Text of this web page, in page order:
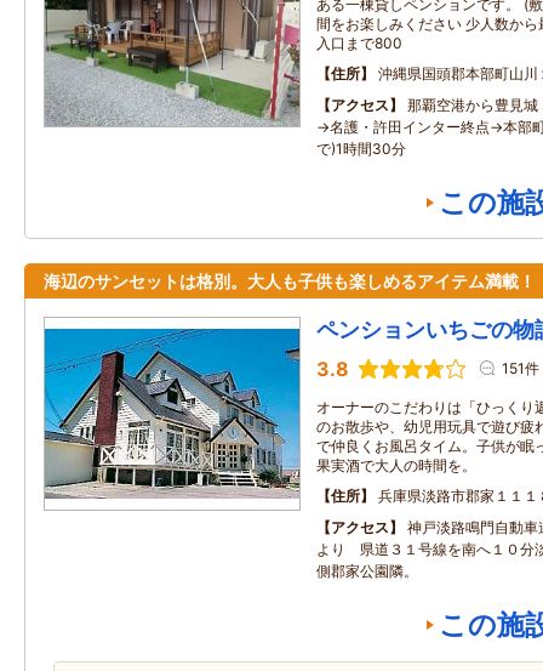
ある一棟貸しペンションです。 (
間をお楽しみください 少人数か
入口まで800
住所
沖縄県国頭郡本部町山川
アクセス
那覇空港から豊見
→名護・許田インター終点→本部
で)1時間30分
この施
海辺のサンセットは格別。大人も子供も楽しめるアイテム満載！
ペンションいちごの物
3.8 151件
オーナーのこだわりは「ひっくり
のお散歩や、幼児用玩具で遊び疲
で仲良くお風呂タイム。子供が眠
果実酒で大人の時間を。
住所
兵庫県淡路市郡家１１１
アクセス
神戸淡路鳴門自動
より 県道３１号線を南へ１０分
側郡家公園隣。
この施